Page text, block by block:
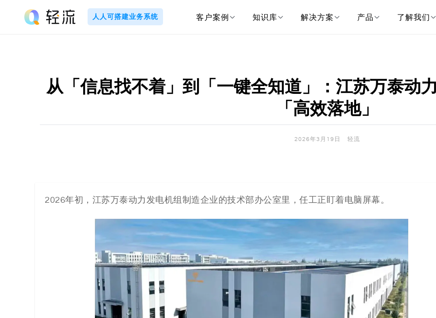
content
人人可搭建业务系统 客户案例 知识库 解决方案 产品 了解我们
从「信息找不着」到「一键全知道」：江苏万泰动
「高效落地」
2026年3月19日 轻流
2026年初，江苏万泰动力发电机组制造企业的技术部办公室里，任工正盯着电脑屏幕。